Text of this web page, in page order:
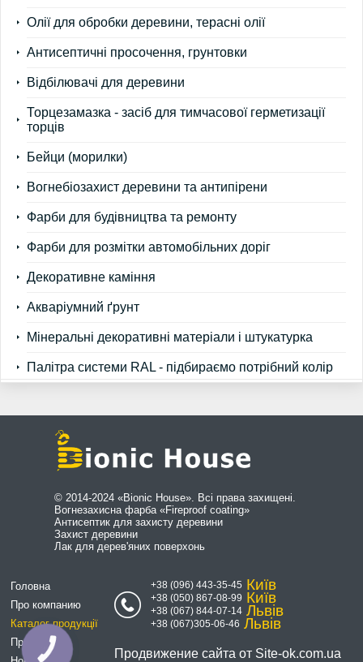
Олії для обробки деревини, терасні олії
Антисептичні просочення, грунтовки
Відбілювачі для деревини
Торцезамазка - засіб для тимчасової герметизації
торців
Бейци (морилки)
Вогнебіозахист деревини та антипірени
Фарби для будівництва та ремонту
Фарби для розмітки автомобільних доріг
Декоративне каміння
Акваріумний ґрунт
Мінеральні декоративні матеріали і штукатурка
Палітра системи RAL - підбираємо потрібний колір
© 2014-2024 «Bionic House». Всі права захищені.
Вогнезахисна фарба «Fireproof coating»
Антисептик для захисту деревини
Захист деревини
Лак для дерев'яних поверхонь
Головна
Про компанию
Каталог продукції
Прайси
+38 (096) 443-35-45 Київ
+38 (050) 867-08-99 Київ
+38 (067) 844-07-14Львів
+38 (067)305-06-46 Львів
Продвижение сайта от Site-ok.com.ua
КНОПКА
СВЯЗИ